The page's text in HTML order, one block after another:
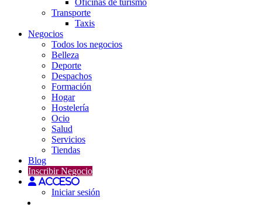
Oficinas de turismo
Transporte
Taxis
Negocios
Todos los negocios
Belleza
Deporte
Despachos
Formación
Hogar
Hostelería
Ocio
Salud
Servicios
Tiendas
Blog
Inscribir Negocio
Acceso
Iniciar sesión